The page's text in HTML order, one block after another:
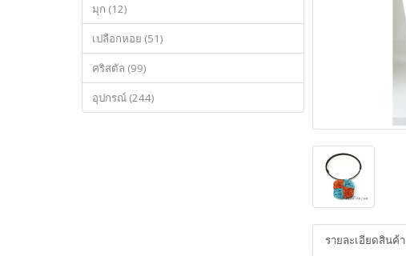
มุก (12)
เปลือกหอย (51)
คริสตัล (99)
อุปกรณ์ (244)
รายละเอียดสินค้า